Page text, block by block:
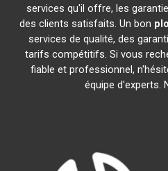
services qu'il offre, les
des clients satisfaits. Un bon
services de qualité, des
tarifs compétitifs. Si vous
fiable et professionnel,
équipe d'experts.